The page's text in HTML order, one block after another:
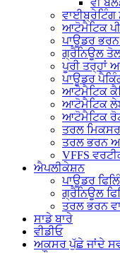
ਵਾਈਬ੍ਰੇਟਿੰਗ
ਆਟੋਮੈਟਿਕ
ਪਾਊਡਰ ਭਰਨ
ਗ੍ਰੈਨਿਊਲ
ਪੂਰੀ ਤਰ੍ਹਾਂ
ਪਾਊਡਰ
ਆਟੋਮੈਟਿਕ
ਆਟੋਮੈਟਿਕ
ਆਟੋਮੈਟਿਕ
ਤਰਲ ਮਿਕਸਰ
ਤਰਲ ਭਰਨ
VFFS
ਐਪਲੀਕੇਸ਼ਨ
ਪਾਊਡਰ
ਗ੍ਰੈਨਿਊਲ
ਤਰਲ ਭਰਨ
ਸਾਡੇ ਬਾਰੇ
ਵੀਡੀਓ
ਅਕਸਰ ਪੁੱਛੇ ਜਾਂਦੇ